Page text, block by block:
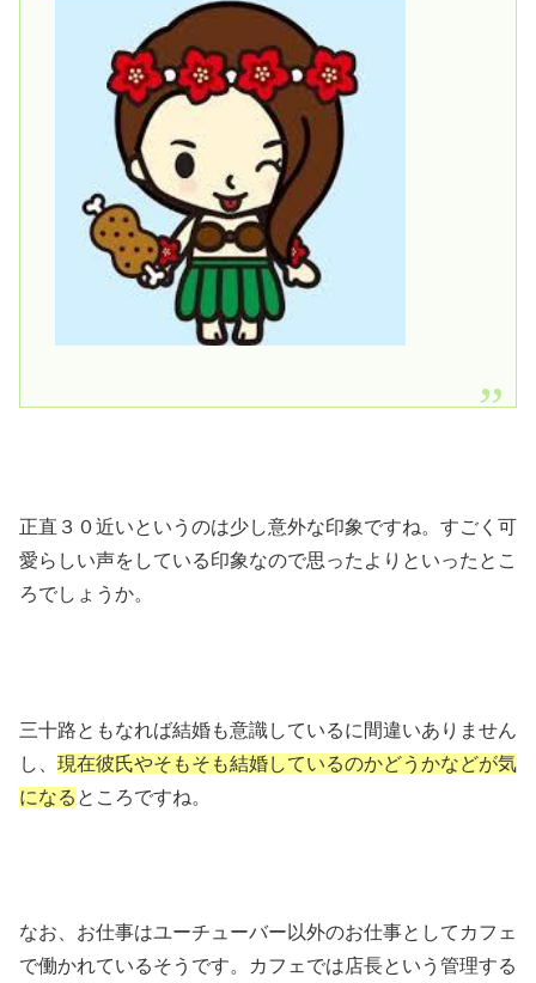
正直３０近いというのは少し意外な印象ですね。すごく可
愛らしい声をしている印象なので思ったよりといったとこ
ろでしょうか。
三十路ともなれば結婚も意識しているに間違いありません
し、 現在彼氏やそもそも結婚しているのかどうかなどが気
になる ところですね。
なお、お仕事はユーチューバー以外のお仕事としてカフェ
で働かれているそうです。カフェでは店長という管理する